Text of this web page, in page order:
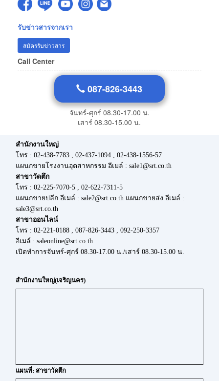
รับข่าวสารจากเรา
สมัครรับข่าวสาร
Call Center
087-826-3443
จันทร์-ศุกร์ 08.30-17.00 น.
เสาร์ 08.30-15.00 น.
สำนักงานใหญ่
โทร : 02-438-7783 , 02-437-1094 , 02-438-1556-57
แผนกขายโรงงานอุตสาหกรรม อีเมล์ : sale1@srt.co.th
สาขาวัดตึก
โทร : 02-225-7070-5 , 02-622-7311-5
แผนกขายปลีก อีเมล์ : sale2@srt.co.th แผนกขายส่ง อีเมล์ :
sale3@srt.co.th
สาขาออนไลน์
โทร : 02-221-0188 , 087-826-3443 , 092-250-3357
อีเมล์ : saleonline@srt.co.th
เปิดทำการจันทร์-ศุกร์ 08.30-17.00 น./เสาร์ 08.30-15.00 น.
สำนักงานใหญ่(เจริญนคร)
แผนที่: สาขาวัดตึก